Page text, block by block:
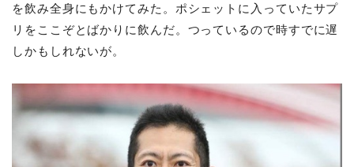
を飲み全身にもかけてみた。ポシェットに入っていたサプ
リをここぞとばかりに飲んだ。つっているので時すでに遅
しかもしれないが。